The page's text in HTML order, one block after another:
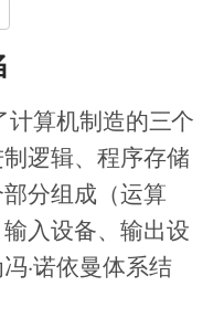
计算机制造的三个
逻辑、程序存储
分组成（运算
入设备、输出设
·诺依曼体系结